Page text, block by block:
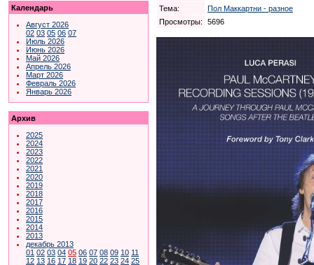
Календарь
Август 2026
02 03 05 06 07
Июль 2026
Июнь 2026
Май 2026
Апрель 2026
Март 2026
Февраль 2026
Январь 2026
Архив
2025
2024
2023
2022
2021
2020
2019
2018
2017
2016
2015
2014
2013
декабрь 2013
01 02 03 04 05 06 07 08 09 10 11
12 13 16 17 18 19 20 22 23 24 25
Тема:
Пол Маккартни - разное
Просмотры:
5696